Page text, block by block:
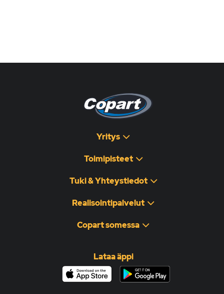
Yritys
Toimipisteet
Tuki & Yhteystiedot
Realisointipalvelut
Copart somessa
Lataa äppi